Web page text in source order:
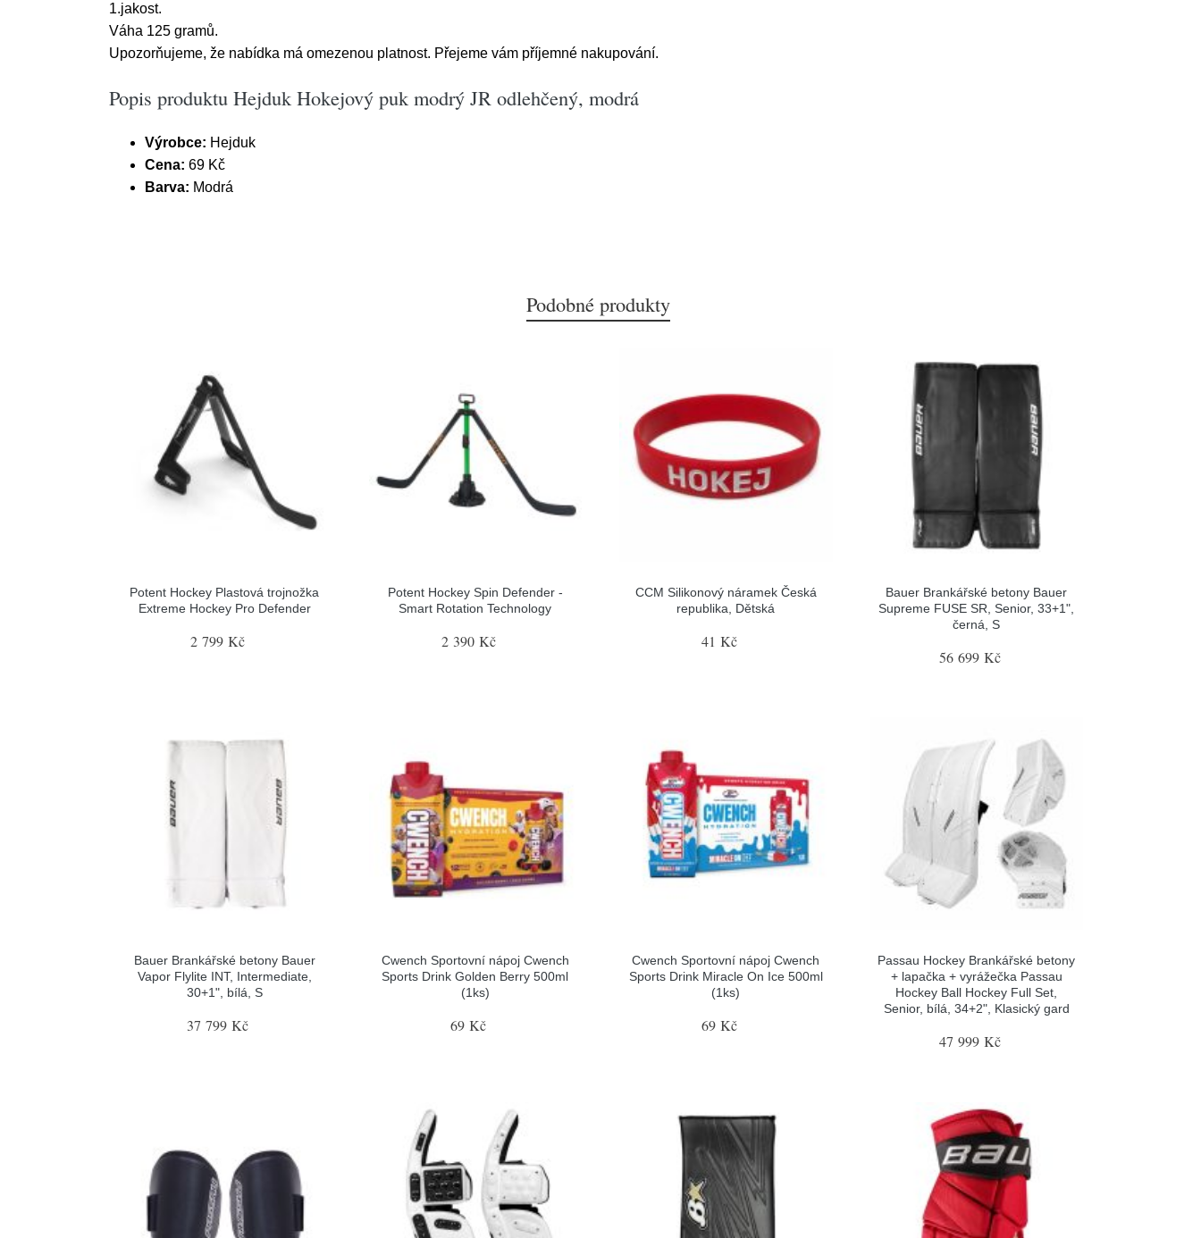
1.jakost.
Váha 125 gramů.
Upozorňujeme, že nabídka má omezenou platnost. Přejeme vám příjemné nakupování.
Popis produktu Hejduk Hokejový puk modrý JR odlehčený, modrá
Výrobce: Hejduk
Cena: 69 Kč
Barva: Modrá
Podobné produkty
Potent Hockey Plastová trojnožka
Extreme Hockey Pro Defender
2 799 Kč
Potent Hockey Spin Defender -
Smart Rotation Technology
2 390 Kč
CCM Silikonový náramek Česká
republika, Dětská
41 Kč
Bauer Brankářské betony Bauer
Supreme FUSE SR, Senior, 33+1",
černá, S
56 699 Kč
Bauer Brankářské betony Bauer
Vapor Flylite INT, Intermediate,
30+1", bílá, S
37 799 Kč
Cwench Sportovní nápoj Cwench
Sports Drink Golden Berry 500ml
(1ks)
69 Kč
Cwench Sportovní nápoj Cwench
Sports Drink Miracle On Ice 500ml
(1ks)
69 Kč
Passau Hockey Brankářské betony
+ lapačka + vyrážečka Passau
Hockey Ball Hockey Full Set,
Senior, bílá, 34+2", Klasický gard
47 999 Kč